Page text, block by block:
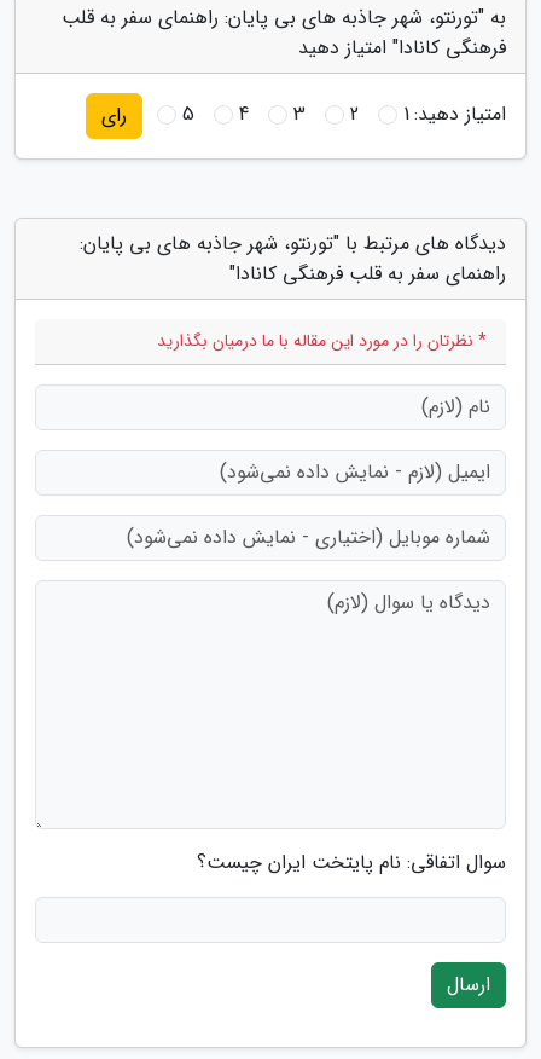
به "تورنتو، شهر جاذبه های بی پایان: راهنمای سفر به قلب
فرهنگی کانادا" امتیاز دهید
امتیاز دهید:1
2
3
4
5 رای
دیدگاه های مرتبط با "تورنتو، شهر جاذبه های بی پایان:
راهنمای سفر به قلب فرهنگی کانادا"
* نظرتان را در مورد این مقاله با ما درمیان بگذارید
سوال اتفاقی: نام پایتخت ایران چیست؟
ارسال